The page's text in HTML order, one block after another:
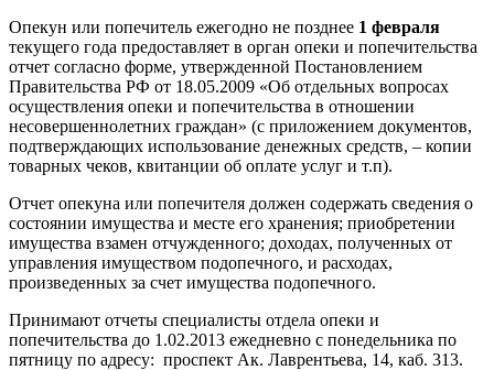
Опекун или попечитель ежегодно не позднее 1 февраля
текущего года предоставляет в орган опеки и попечительства
отчет согласно форме, утвержденной Постановлением
Правительства РФ от 18.05.2009 «Об отдельных вопросах
осуществления опеки и попечительства в отношении
несовершеннолетних граждан» (с приложением документов,
подтверждающих использование денежных средств, – копии
товарных чеков, квитанции об оплате услуг и т.п).
Отчет опекуна или попечителя должен содержать сведения о
состоянии имущества и месте его хранения; приобретении
имущества взамен отчужденного; доходах, полученных от
управления имуществом подопечного, и расходах,
произведенных за счет имущества подопечного.
Принимают отчеты специалисты отдела опеки и
попечительства до 1.02.2013 ежедневно с понедельника по
пятницу по адресу: проспект Ак. Лаврентьева, 14, каб. 313.